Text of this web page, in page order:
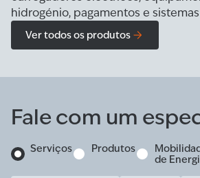
hidrogénio, pagamentos e
Ver todos os produtos
Fale com um
Serviços Produtos
de